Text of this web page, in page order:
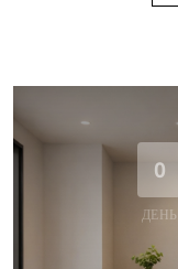
0
ДЕНЬ